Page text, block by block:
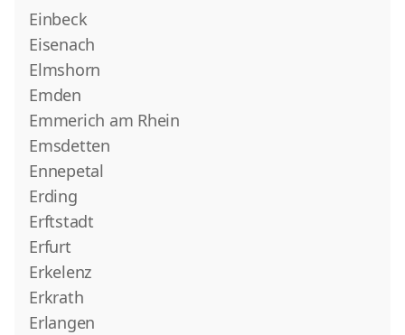
Einbeck
Eisenach
Elmshorn
Emden
Emmerich am Rhein
Emsdetten
Ennepetal
Erding
Erftstadt
Erfurt
Erkelenz
Erkrath
Erlangen